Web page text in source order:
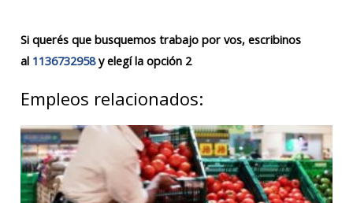
Si querés que busquemos trabajo por vos, escribinos
al 1136732958y elegí la opción 2
Empleos relacionados: